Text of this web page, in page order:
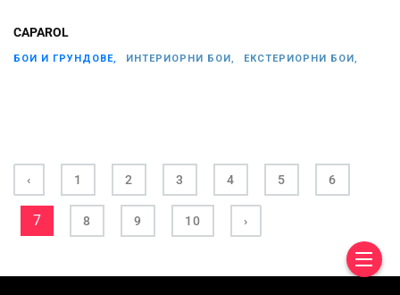
CAPAROL
БОИ И ГРУНДОВЕ, ИНТЕРИОРНИ БОИ, ЕКСТЕРИОРНИ БОИ,
‹ 1 2 3 4 5 6
7 8 9 10 ›